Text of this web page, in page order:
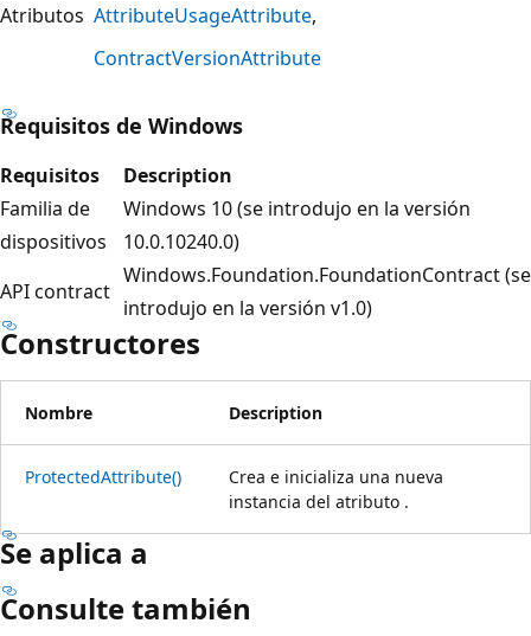
Atributos AttributeUsageAttribute
ContractVersionAttribute
Requisitos de Windows
Requisitos
Description
Familia de
dispositivos
Windows 10 (se introdujo en la versión
10.0.10240.0)
API contract
Windows.Foundation.FoundationContract (se
introdujo en la versión v1.0)
Constructores
Nombre Description
ProtectedAttribute()
Crea e inicializa una nueva
instancia del atributo .
Se aplica a
Consulte también